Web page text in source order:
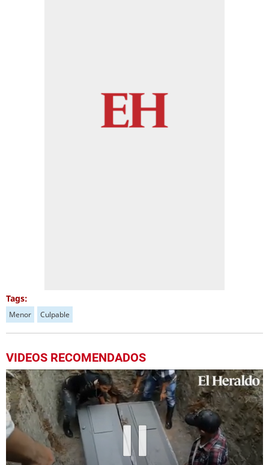
Tags:
Menor Culpable
VIDEOS RECOMENDADOS